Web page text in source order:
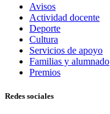
Avisos
Actividad docente
Deporte
Cultura
Servicios de apoyo
Familias y alumnado
Premios
Redes sociales